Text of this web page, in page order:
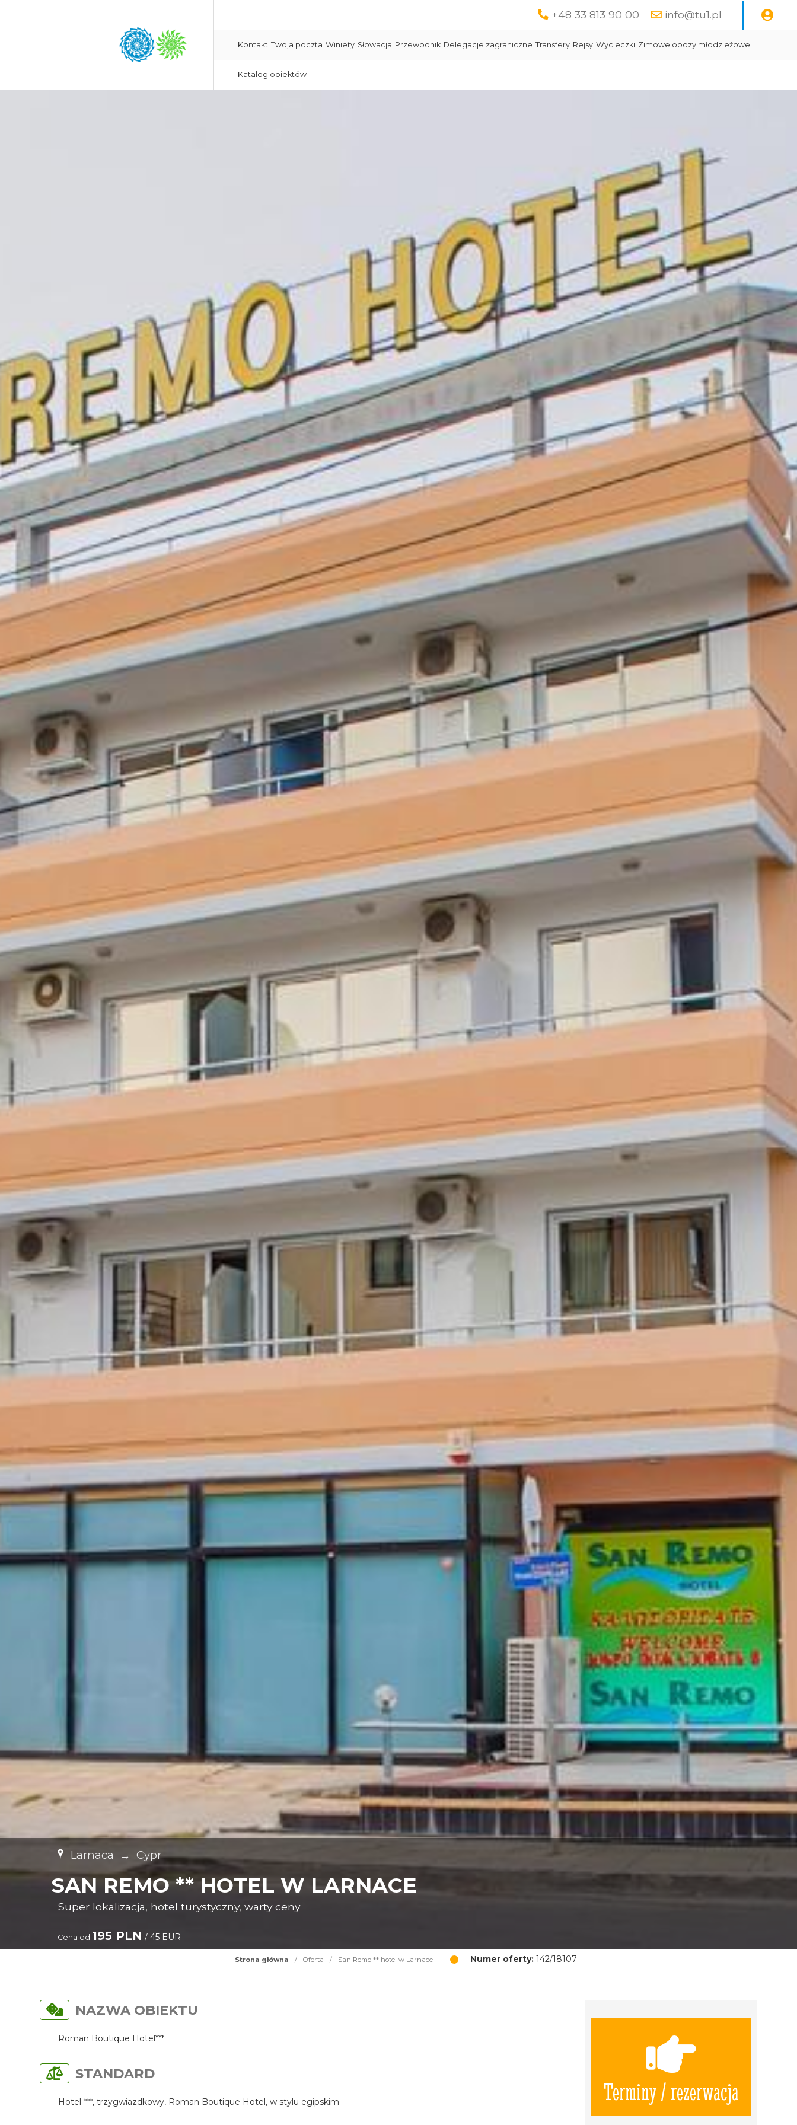
+48 33 813 90 00 info@tu1.pl
Kontakt Twoja poczta Winiety Słowacja Przewodnik Delegacje zagraniczne Transfery Rejsy Wycieczki Zimowe obozy młodzieżowe
Katalog obiektów
Larnaca → Cypr
SAN REMO ** HOTEL W LARNACE
Super lokalizacja, hotel turystyczny, warty ceny
Cena od 195 PLN / 45 EUR
Strona główna / Oferta / San Remo ** hotel w Larnace Numer oferty: 142/18107
Terminy / rezerwacja
NAZWA OBIEKTU
Roman Boutique Hotel***
STANDARD
Hotel ***, trzygwiazdkowy, Roman Boutique Hotel, w stylu egipskim